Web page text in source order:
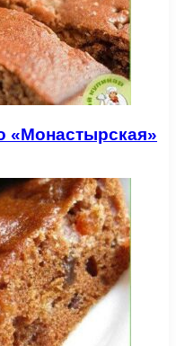
«Монастырская»